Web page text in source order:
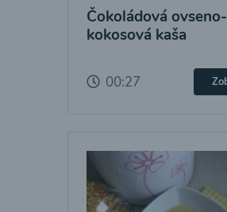
Čokoládová ovseno-
kokosová kaša
00:27